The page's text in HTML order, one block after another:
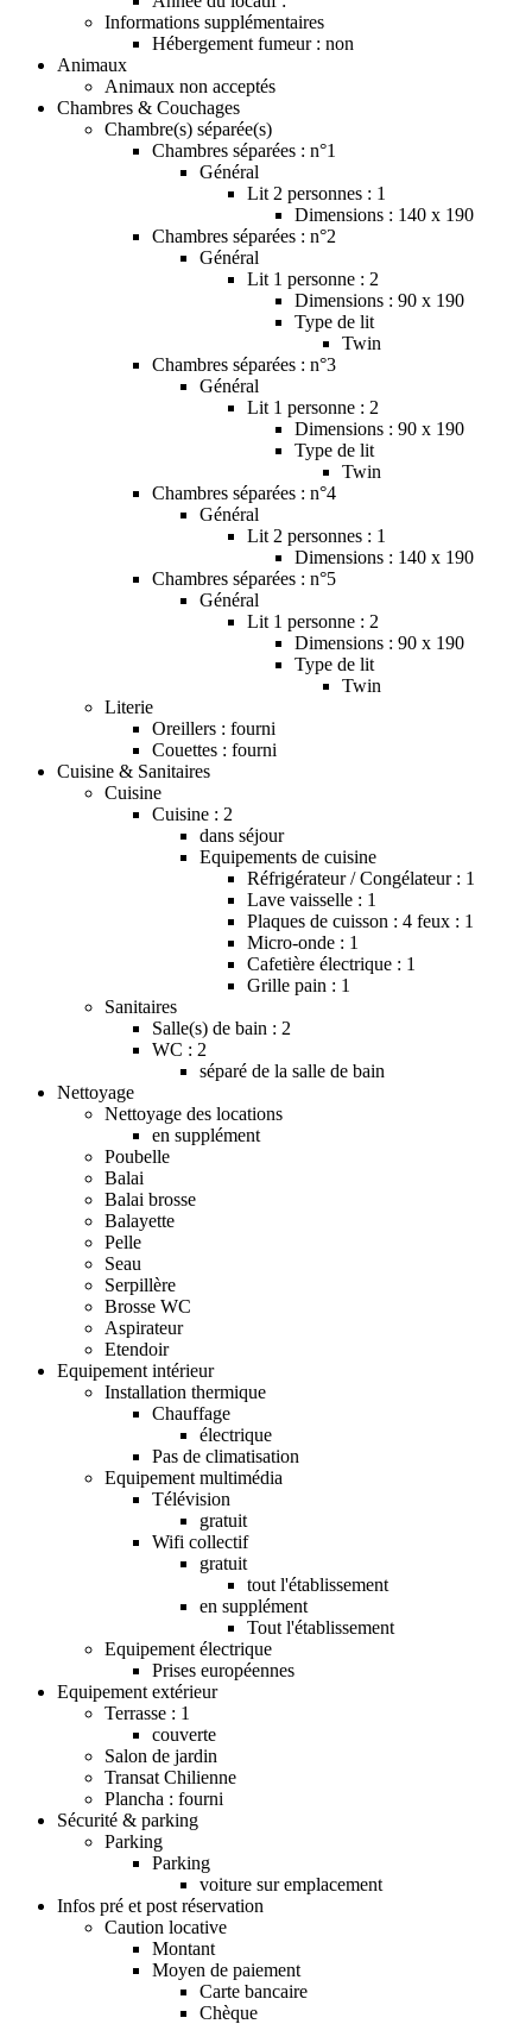
Informations supplémentaires
Hébergement fumeur : non
Animaux
Animaux non acceptés
Chambres & Couchages
Chambre(s) séparée(s)
Chambres séparées : n°1
Général
Lit 2 personnes : 1
Dimensions : 140 x 190
Chambres séparées : n°2
Général
Lit 1 personne : 2
Dimensions : 90 x 190
Type de lit
Twin
Chambres séparées : n°3
Général
Lit 1 personne : 2
Dimensions : 90 x 190
Type de lit
Twin
Chambres séparées : n°4
Général
Lit 2 personnes : 1
Dimensions : 140 x 190
Chambres séparées : n°5
Général
Lit 1 personne : 2
Dimensions : 90 x 190
Type de lit
Twin
Literie
Oreillers : fourni
Couettes : fourni
Cuisine & Sanitaires
Cuisine
Cuisine : 2
dans séjour
Equipements de cuisine
Réfrigérateur / Congélateur : 1
Lave vaisselle : 1
Plaques de cuisson : 4 feux : 1
Micro-onde : 1
Cafetière électrique : 1
Grille pain : 1
Sanitaires
Salle(s) de bain : 2
WC : 2
séparé de la salle de bain
Nettoyage
Nettoyage des locations
en supplément
Poubelle
Balai
Balai brosse
Balayette
Pelle
Seau
Serpillère
Brosse WC
Aspirateur
Etendoir
Equipement intérieur
Installation thermique
Chauffage
électrique
Pas de climatisation
Equipement multimédia
Télévision
gratuit
Wifi collectif
gratuit
tout l'établissement
en supplément
Tout l'établissement
Equipement électrique
Prises européennes
Equipement extérieur
Terrasse : 1
couverte
Salon de jardin
Transat Chilienne
Plancha : fourni
Sécurité & parking
Parking
Parking
voiture sur emplacement
Infos pré et post réservation
Caution locative
Montant
Moyen de paiement
Carte bancaire
Chèque